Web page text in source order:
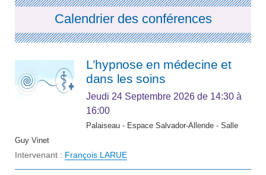
Calendrier des conférences
L’hypnose en médecine et
dans les soins
Jeudi 24 Septembre 2026 de 14:30 à
16:00
Palaiseau - Espace Salvador-Allende - Salle
Guy Vinet
Intervenant : François LARUE